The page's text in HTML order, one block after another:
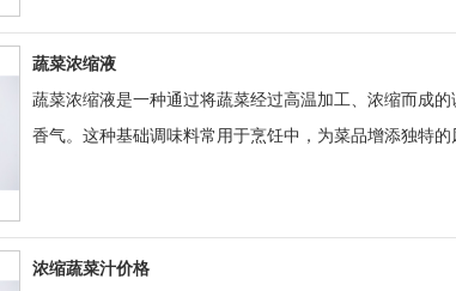
蔬菜浓缩液
蔬菜浓缩液是一种通过将蔬菜经过高温加工、浓缩而成
香气。这种基础调味料常用于烹饪中，为菜品增添独特
浓缩蔬菜汁价格